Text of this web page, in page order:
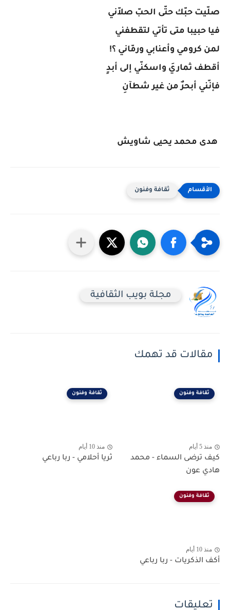
صلّيت حبّك حتّى الحبّ صلاّني
فيا حبيبا متى تأتي لتقطفني
لمن كرومي وأعنابي ورمّاني ؟!
أقطف ثماريَ واسكنّي إلى أبدٍ
فإنّني أبحرٌ من غير شطآنِ
هدى محمد يحيى شاويش
ثقافة وفنون
مجلة بويب الثقافية
مقالات قد تهمك
ثقافة وفنون
منذ 5 أيام
كيف ترضى السماء - محمد
هادي عون
ثقافة وفنون
منذ 10 أيام
ثريا أحلامي - ربا رباعي
ثقافة وفنون
منذ 10 أيام
أكف الذكريات - ربا رباعي
تعليقات